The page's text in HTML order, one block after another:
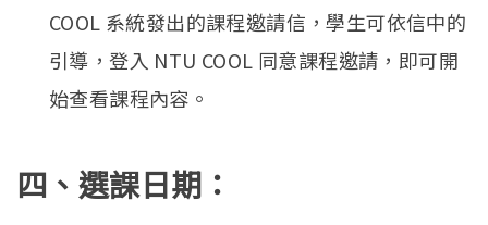
COOL 系統發出的課程邀請信，學生可依信中的
引導，登入 NTU COOL 同意課程邀請，即可開
始查看課程內容。
四、選課日期：